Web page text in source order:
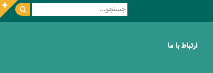
ارتباط با ما